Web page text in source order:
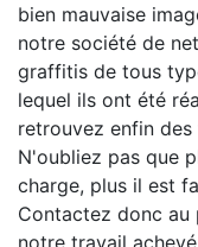
bien mauvaise
notre société de
graffitis de tous
lequel ils ont été
retrouvez enfin
N'oubliez pas que
charge, plus il est
Contactez donc au
notre travail